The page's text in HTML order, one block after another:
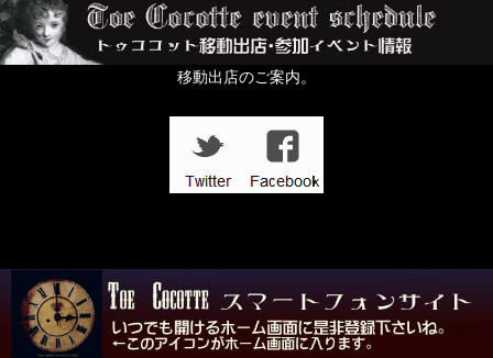
移動出店のご案内。